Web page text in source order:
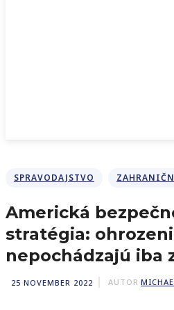
SPRAVODAJSTVO
Americká
stratégia:
nepochádzajú iba
25 NOVEMBER 2022 AUTOR